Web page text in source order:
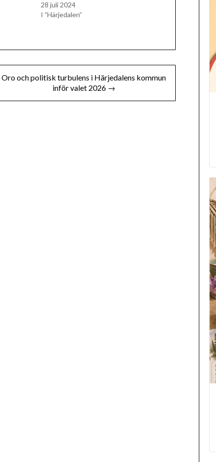
28 juli 2024
I ”Härjedalen”
Oro och politisk turbulens i Härjedalens kommun
inför valet 2026 →